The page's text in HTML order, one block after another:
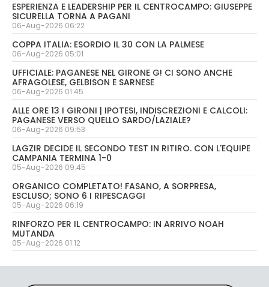
ESPERIENZA E LEADERSHIP PER IL CENTROCAMPO: GIUSEPPE
SICURELLA TORNA A PAGANI
06-Aug-2026 06:22
COPPA ITALIA: ESORDIO IL 30 CON LA PALMESE
06-Aug-2026 05:01
UFFICIALE: PAGANESE NEL GIRONE G! CI SONO ANCHE
AFRAGOLESE, GELBISON E SARNESE
06-Aug-2026 01:45
ALLE ORE 13 I GIRONI | IPOTESI, INDISCREZIONI E CALCOLI:
PAGANESE VERSO QUELLO SARDO/LAZIALE?
06-Aug-2026 09:53
LAGZIR DECIDE IL SECONDO TEST IN RITIRO. CON L'EQUIPE
CAMPANIA TERMINA 1-0
05-Aug-2026 09:45
ORGANICO COMPLETATO! FASANO, A SORPRESA,
ESCLUSO; SONO 6 I RIPESCAGGI
05-Aug-2026 06:19
RINFORZO PER IL CENTROCAMPO: IN ARRIVO NOAH
MUTANDA
05-Aug-2026 01:12